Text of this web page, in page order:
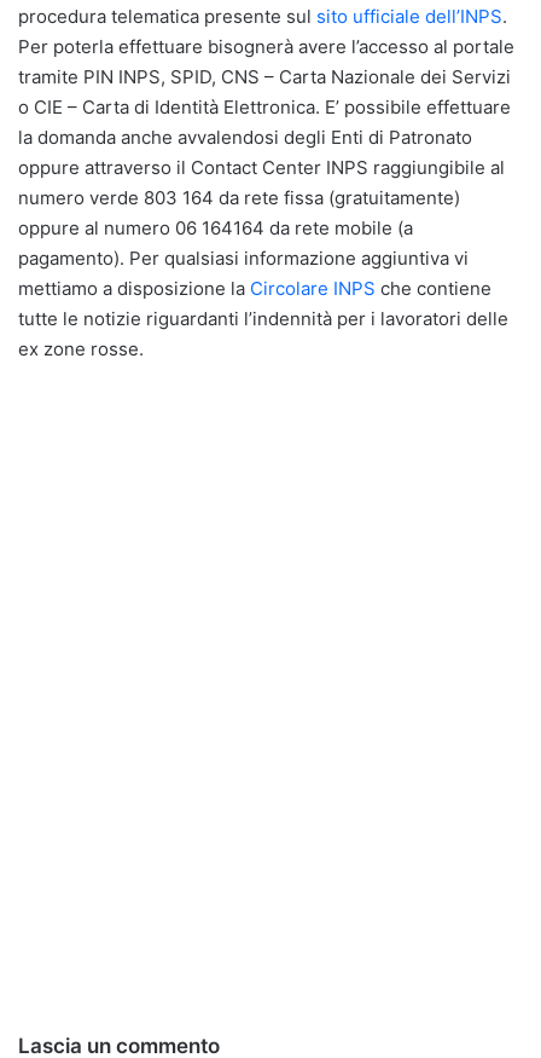
procedura telematica presente sul sito ufficiale dell’INPS.
Per poterla effettuare bisognerà avere l’accesso al portale
tramite PIN INPS, SPID, CNS – Carta Nazionale dei Servizi
o CIE – Carta di Identità Elettronica. E’ possibile effettuare
la domanda anche avvalendosi degli Enti di Patronato
oppure attraverso il Contact Center INPS raggiungibile al
numero verde 803 164 da rete fissa (gratuitamente)
oppure al numero 06 164164 da rete mobile (a
pagamento). Per qualsiasi informazione aggiuntiva vi
mettiamo a disposizione la Circolare INPS che contiene
tutte le notizie riguardanti l’indennità per i lavoratori delle
ex zone rosse.
Lascia un commento